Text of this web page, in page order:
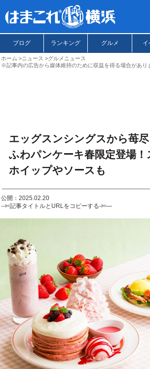
ブログ ランキング グルメ イ
ホーム ニュース
グルメニュース
※記事内の広告から媒体維持のために収益を得る場合があり
エッグスンシングスから苺
ふわパンケーキ春限定登場
ホイップやソースも
公開：2025.02.20
--✄記事タイトルとURLをコピーする-✄—